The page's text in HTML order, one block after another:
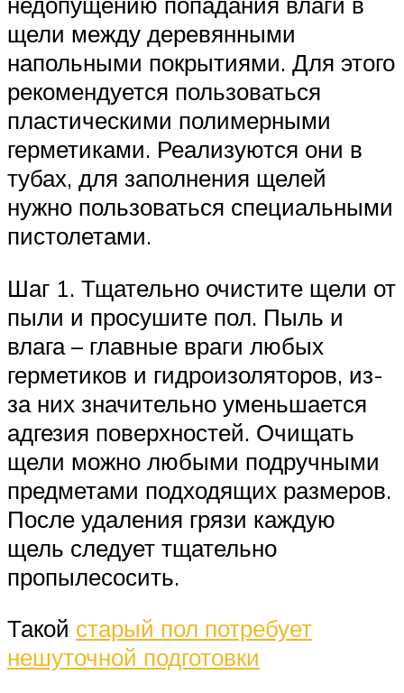
щели между деревянными
напольными покрытиями. Для этого
рекомендуется пользоваться
пластическими полимерными
герметиками. Реализуются они в
тубах, для заполнения щелей
нужно пользоваться специальными
пистолетами.
Шаг 1. Тщательно очистите щели от
пыли и просушите пол. Пыль и
влага – главные враги любых
герметиков и гидроизоляторов, из-
за них значительно уменьшается
адгезия поверхностей. Очищать
щели можно любыми подручными
предметами подходящих размеров.
После удаления грязи каждую
щель следует тщательно
пропылесосить.
Такой старый пол потребует
нешуточной подготовки